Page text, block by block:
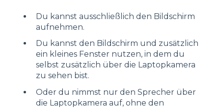
Du kannst ausschließlich den Bildschirm
aufnehmen.
Du kannst den Bildschirm und zusätzlich
ein kleines Fenster nutzen, in dem du
selbst zusätzlich über die Laptopkamera
zu sehen bist.
Oder du nimmst nur den Sprecher über
die Laptopkamera auf, ohne den